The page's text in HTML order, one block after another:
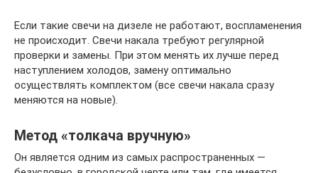
Если такие свечи на дизеле не работают, воспламенения
не происходит. Свечи накала требуют регулярной
проверки и замены. При этом менять их лучше перед
наступлением холодов, замену оптимально
осуществлять комплектом (все свечи накала сразу
меняются на новые).
Метод «толкача вручную»
Он является одним из самых распространенных —